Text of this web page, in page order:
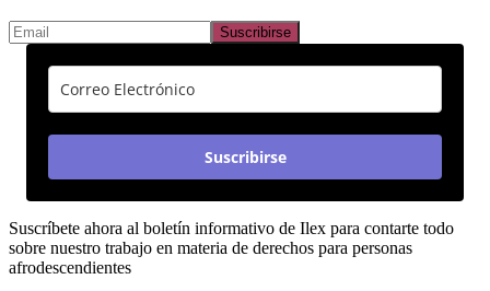
Suscribirse
Suscríbete ahora al boletín informativo de Ilex para contarte todo
sobre nuestro trabajo en materia de derechos para personas
afrodescendientes